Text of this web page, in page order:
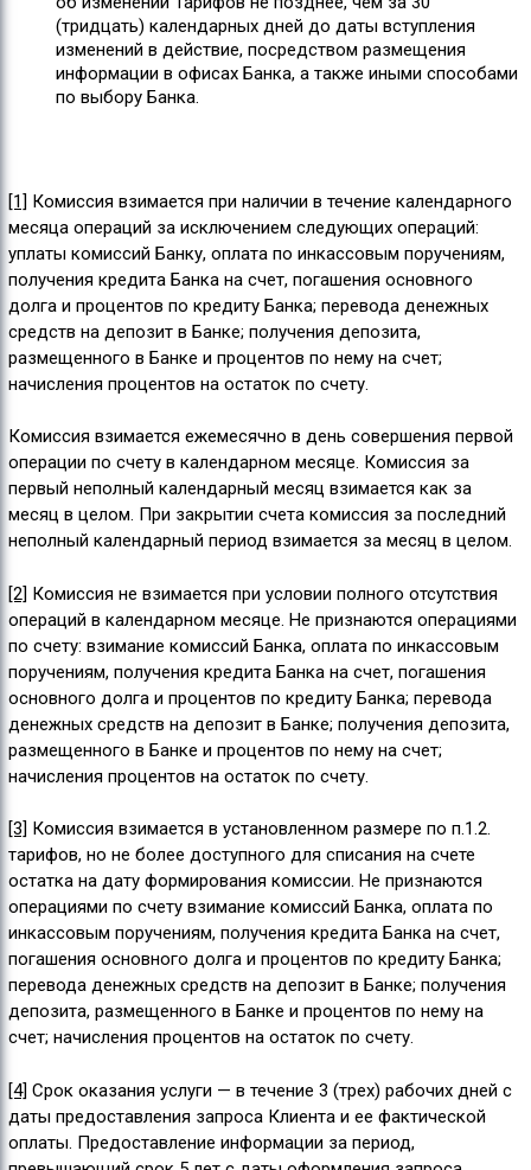
(тридцать) календарных дней до даты вступления
изменений в действие, посредством размещения
информации в офисах Банка, а также иными способами
по выбору Банка.
[1] Комиссия взимается при наличии в течение календарного
месяца операций за исключением следующих операций:
уплаты комиссий Банку, оплата по инкассовым поручениям,
получения кредита Банка на счет, погашения основного
долга и процентов по кредиту Банка; перевода денежных
средств на депозит в Банке; получения депозита,
размещенного в Банке и процентов по нему на счет;
начисления процентов на остаток по счету.
Комиссия взимается ежемесячно в день совершения первой
операции по счету в календарном месяце. Комиссия за
первый неполный календарный месяц взимается как за
месяц в целом. При закрытии счета комиссия за последний
неполный календарный период взимается за месяц в целом.
[2] Комиссия не взимается при условии полного отсутствия
операций в календарном месяце. Не признаются операциями
по счету: взимание комиссий Банка, оплата по инкассовым
поручениям, получения кредита Банка на счет, погашения
основного долга и процентов по кредиту Банка; перевода
денежных средств на депозит в Банке; получения депозита,
размещенного в Банке и процентов по нему на счет;
начисления процентов на остаток по счету.
[3] Комиссия взимается в установленном размере по п.1.2.
тарифов, но не более доступного для списания на счете
остатка на дату формирования комиссии. Не признаются
операциями по счету взимание комиссий Банка, оплата по
инкассовым поручениям, получения кредита Банка на счет,
погашения основного долга и процентов по кредиту Банка;
перевода денежных средств на депозит в Банке; получения
депозита, размещенного в Банке и процентов по нему на
счет; начисления процентов на остаток по счету.
[4] Срок оказания услуги — в течение 3 (трех) рабочих дней с
даты предоставления запроса Клиента и ее фактической
оплаты. Предоставление информации за период,